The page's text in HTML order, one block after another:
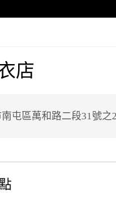
店
區萬和路二段31號之